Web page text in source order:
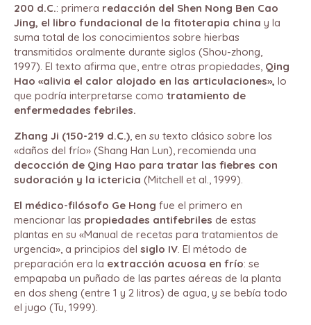
200 d.C.: primera redacción del Shen Nong Ben Cao
Jing, el libro fundacional de la fitoterapia china y la
suma total de los conocimientos sobre hierbas
transmitidos oralmente durante siglos (Shou-zhong,
1997). El texto afirma que, entre otras propiedades, Qing
Hao «alivia el calor alojado en las articulaciones», lo
que podría interpretarse como tratamiento de
enfermedades febriles.
Zhang Ji (150-219 d.C.) , en su texto clásico sobre los
«daños del frío» (Shang Han Lun), recomienda una
decocción de Qing Hao para tratar las fiebres con
sudoración y la ictericia (Mitchell et al., 1999).
El médico-filósofo Ge Hong fue el primero en
mencionar las propiedades antifebriles de estas
plantas en su «Manual de recetas para tratamientos de
urgencia», a principios del siglo IV . El método de
preparación era la extracción acuosa en frío: se
empapaba un puñado de las partes aéreas de la planta
en dos sheng (entre 1 y 2 litros) de agua, y se bebía todo
el jugo (Tu, 1999).